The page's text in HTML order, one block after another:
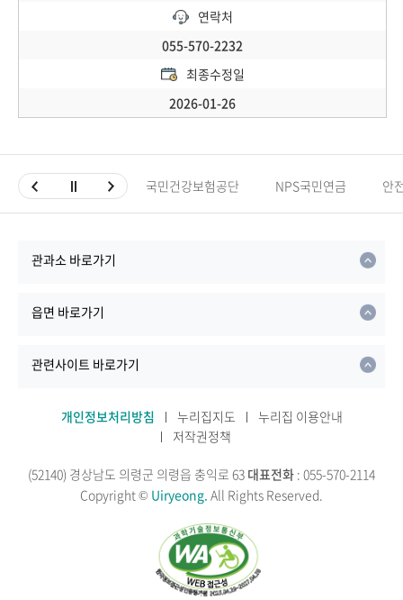
연락처
055-570-2232
최종수정일
2026-01-26
국민건강보험공단 NPS국민연금 안
관과소 바로가기
읍면 바로가기
관련사이트 바로가기
개인정보처리방침 누리집지도
누리집 이용안내
저작권정책
(52140) 경상남도 의령군 의령읍 충익로 63 대표전화 : 055-570-2114
Copyright © Uiryeong. All Rights Reserved.